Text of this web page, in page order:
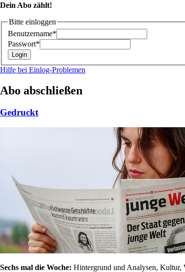
Dein Abo zählt!
Bitte einloggen
Benutzername*
Passwort*
Hilfe bei Einlog-Problemen
Abo abschließen
Gedruckt
Sechs mal die Woche: Hintergrund und Analysen, Kultur,